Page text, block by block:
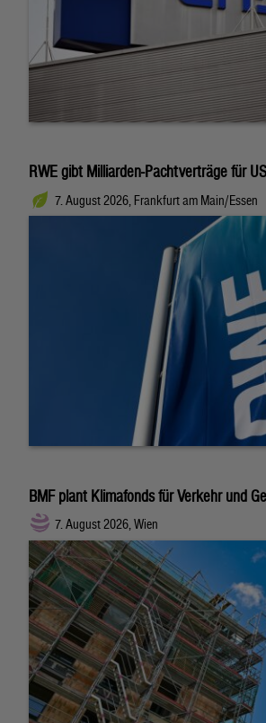
RWE gibt Milliarden-Pachtverträge für
7. August 2026, Frankfurt am Main/Essen
BMF plant Klimafonds für Verkehr und
7. August 2026, Wien